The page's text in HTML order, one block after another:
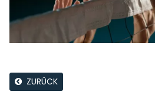
ZURÜCK